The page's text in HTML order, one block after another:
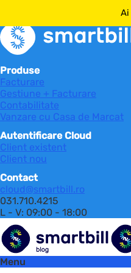
Ai
mai multe despre SmartBill
Produse
Facturare
Gestiune + Facturare
Contabilitate
Vanzare cu Casa de Marcat
Autentificare Cloud
Client existent
Client nou
Contact
cloud@smartbill.ro
031.710.4215
L - V: 09:00 - 18:00
Menu